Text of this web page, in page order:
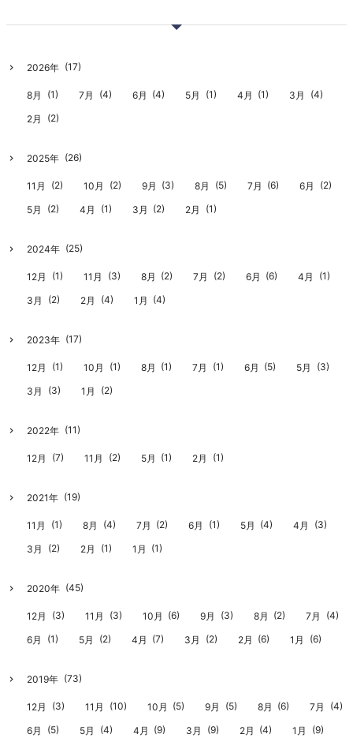
2026年 (17)
8月 (1) 7月 (4) 6月 (4) 5月 (1) 4月 (1) 3月 (4)
2月 (2)
2025年 (26)
11月 (2) 10月 (2) 9月 (3) 8月 (5) 7月 (6) 6月 (2)
5月 (2) 4月 (1) 3月 (2) 2月 (1)
2024年 (25)
12月 (1) 11月 (3) 8月 (2) 7月 (2) 6月 (6) 4月 (1)
3月 (2) 2月 (4) 1月 (4)
2023年 (17)
12月 (1) 10月 (1) 8月 (1) 7月 (1) 6月 (5) 5月 (3)
3月 (3) 1月 (2)
2022年 (11)
12月 (7) 11月 (2) 5月 (1) 2月 (1)
2021年 (19)
11月 (1) 8月 (4) 7月 (2) 6月 (1) 5月 (4) 4月 (3)
3月 (2) 2月 (1) 1月 (1)
2020年 (45)
12月 (3) 11月 (3) 10月 (6) 9月 (3) 8月 (2) 7月 (4)
6月 (1) 5月 (2) 4月 (7) 3月 (2) 2月 (6) 1月 (6)
2019年 (73)
12月 (3) 11月 (10) 10月 (5) 9月 (5) 8月 (6) 7月 (4)
6月 (5) 5月 (4) 4月 (9) 3月 (9) 2月 (4) 1月 (9)